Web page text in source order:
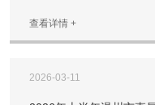
查看详情 +
2026-03-11